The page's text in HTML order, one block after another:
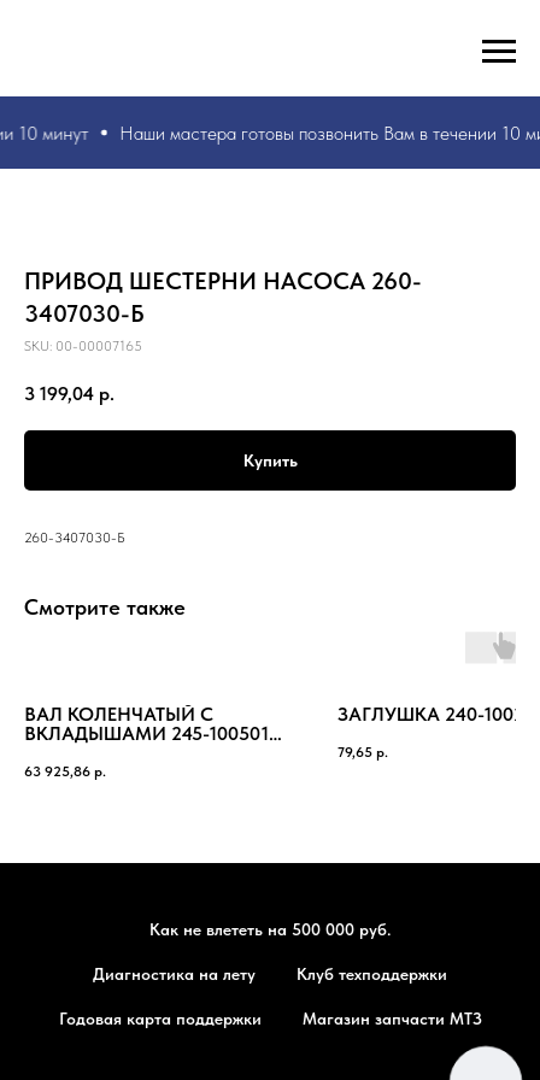
10 минут Наши мастера готовы позвонить Вам в течении 10
ПРИВОД ШЕСТЕРНИ НАСОСА 260-
3407030-Б
SKU: 00-00007165
3 199,04 р.
Купить
260-3407030-Б
Смотрите также
ВАЛ КОЛЕНЧАТЫЙ С
ВКЛАДЫШАМИ 245-1005010-
63 925,86 р.
ЗАГЛУШКА 240-
79,65 р.
Как не влететь на 500 000 руб.
Диагностика на лету Клуб техподдержки
Годовая карта поддержки Магазин запчасти МТЗ